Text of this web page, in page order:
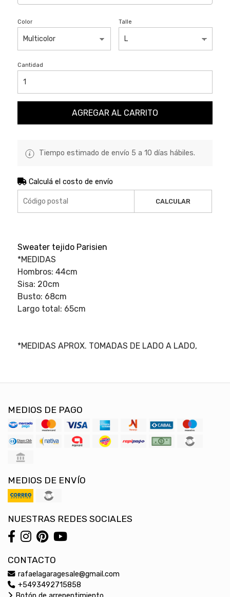
Color Talle
Cantidad
AGREGAR AL CARRITO
Tiempo estimado de envío 5 a 10 días hábiles.
Calculá el costo de envío
CALCULAR
Sweater tejido Parisien
*MEDIDAS
Hombros: 44cm
Sisa: 20cm
Busto: 68cm
Largo total: 65cm
*MEDIDAS APROX. TOMADAS DE LADO A LADO,
MEDIOS DE PAGO
MEDIOS DE ENVÍO
NUESTRAS REDES SOCIALES
CONTACTO
rafaelagaragesale@gmail.com
+5493492715858